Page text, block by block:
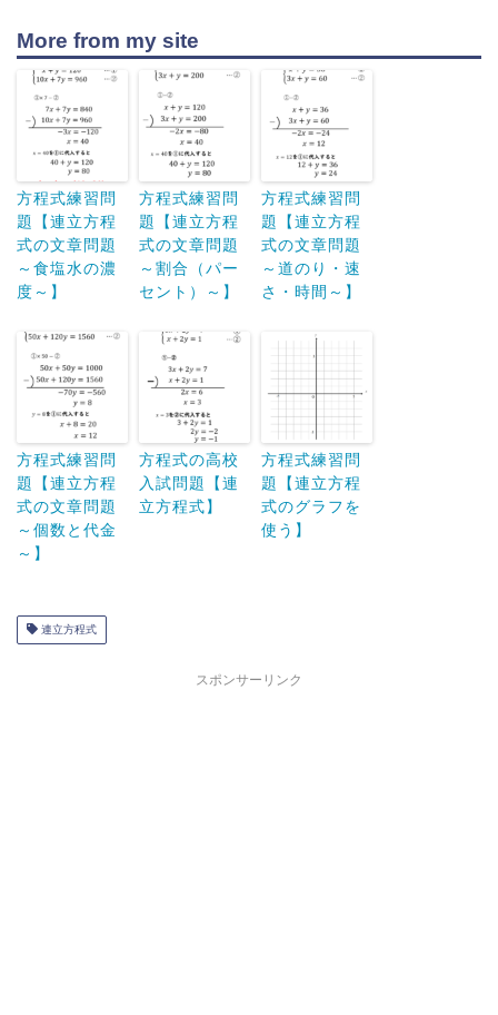
{10y + x = 10x + y +18
10x + y + + x) = 110
{ x − = −2
+ = 10
10x + y
10y + x
x = 2y +
10y + x x + y − 36
More from my site
方程式練習問
題【連立方程
式の文章問題
～食塩水の濃
度～】
方程式練習問
題【連立方程
式の文章問題
～割合（パー
セント）～】
方程式練習問
題【連立方程
式の文章問題
～道のり・速
さ・時間～】
方程式練習問
題【連立方程
式の文章問題
～個数と代金
～】
方程式の高校
入試問題【連
立方程式】
方程式練習問
題【連立方程
式のグラフを
使う】
連立方程式
スポンサーリンク